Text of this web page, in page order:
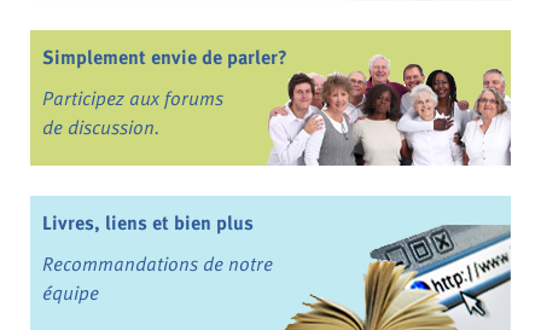
Simplement envie de parler?
Participez aux forums
de discussion.
Livres, liens et bien plus
Recommandations de notre
équipe